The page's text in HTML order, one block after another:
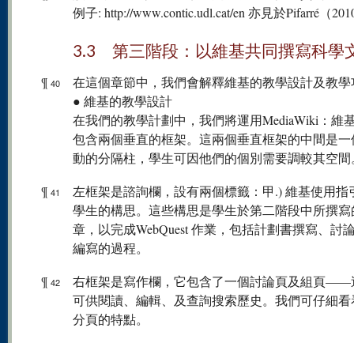
例子: http://www.contic.udl.cat/en 亦見於Pifarré（
3.3 第三階段：以維基共同撰寫科學
¶ 40
在這個章節中，我們會解釋維基的教學設計及教
● 維基的教學設計
在我們的教學計劃中，我們將運用MediaWiki：維
包含兩個垂直的框架。這兩個垂直框架的中間是
動的分隔柱，學生可因他們的個別需要調較其空間
¶ 41
左框架是諮詢欄，設有兩個標籤：甲.) 維基使用指
學生的構思。這些構思是學生於第二階段中所撰寫
章，以完成WebQuest 作業，包括計劃書撰寫、討
編寫的過程。
¶ 42
右框架是寫作欄，它包含了一個討論頁及組頁——
可供閱讀、編輯、及查詢搜索歷史。我們可仔細
分頁的特點。